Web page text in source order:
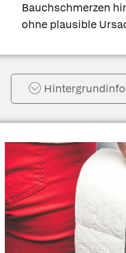
Bauchschmerzen
ohne plausible